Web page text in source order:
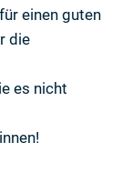
einen guten
die
es nicht